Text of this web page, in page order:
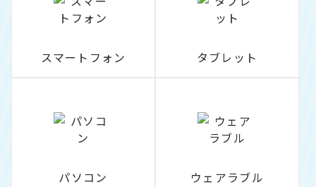
スマートフォン タブレット
パソコン ウェアラブル